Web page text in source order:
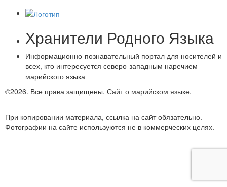
Хранители Родного Языка
Информационно-познавательный портал для носителей и
всех, кто интересуется северо-западным наречием
марийского языка
©2026. Все права защищены. Сайт о марийском языке.
При копировании материала, ссылка на сайт обязательно.
Фотографии на сайте используются не в коммерческих целях.